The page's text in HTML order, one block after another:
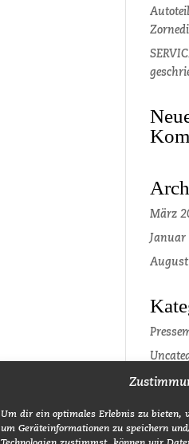
Um dir ein optimales Erlebnis zu bieten,
um Geräteinformationen zu speichern
März
Januar